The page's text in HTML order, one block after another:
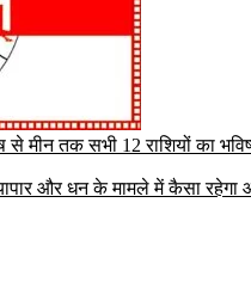
तक सभी 12 राशियों का
और धन के मामले में कैसा रहेगा